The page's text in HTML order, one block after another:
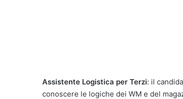
Assistente Logistica per Terzi: il
conoscere le logiche dei WM e del